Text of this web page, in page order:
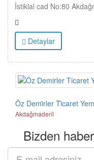
İstiklal cad No:80
Detaylar
Öz Demi̇rler Ti̇caret
Akdağmadeni̇
Bizden